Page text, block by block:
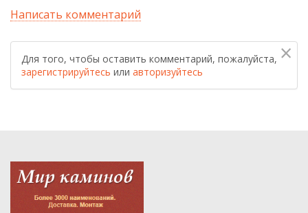
Написать комментарий
×
Для того, чтобы оставить комментарий, пожалуйста,
зарегистрируйтесь или авторизуйтесь